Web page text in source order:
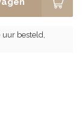
uur besteld,